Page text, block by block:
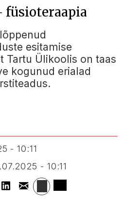
füsioteraapia
esitamise
Tartu Ülikoolis on taas
kogunud erialad
- 10:11
- 10:11